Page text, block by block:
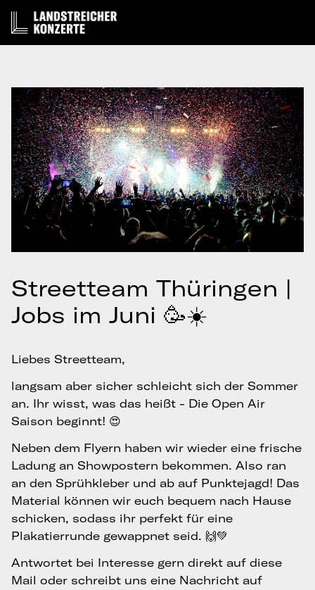
Streetteam Thüringen |
Jobs im Juni 🥳☀️
Liebes Streetteam,
langsam aber sicher schleicht sich der Sommer
an. Ihr wisst, was das heißt - Die Open Air
Saison beginnt! 😍
Neben dem Flyern haben wir wieder eine frische
Ladung an Showpostern bekommen. Also ran
an den Sprühkleber und ab auf Punktejagd! Das
Material können wir euch bequem nach Hause
schicken, sodass ihr perfekt für eine
Plakatierrunde gewappnet seid. 🙌💚
Antwortet bei Interesse gern direkt auf diese
Mail oder schreibt uns eine Nachricht auf